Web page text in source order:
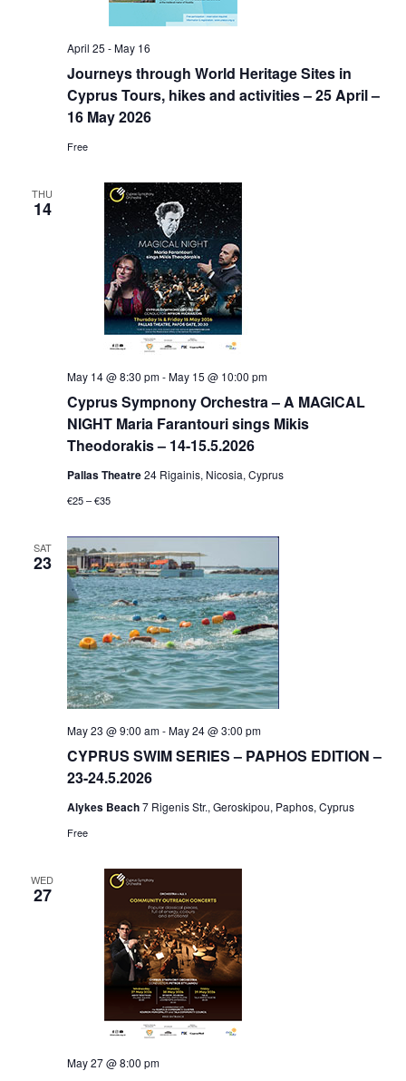
Journeys through World Heritage Sites in
Cyprus Tours, hikes and activities – 25 April –
16 May 2026
April 25 -May 16
Free
THU
14
Cyprus Sympnony Orchestra – A MAGICAL
NIGHT Maria Farantouri sings Mikis
Theodorakis – 14-15.5.2026
May 14 @ 8:30 pm-May 15 @ 10:00 pm
Pallas Theatre24 Rigainis, Nicosia, Cyprus
€25 – €35
SAT
23
CYPRUS SWIM SERIES – PAPHOS EDITION –
23-24.5.2026
May 23 @ 9:00 am-May 24 @ 3:00 pm
Alykes Beach7 Rigenis Str., Geroskipou, Paphos, Cyprus
Free
WED
27
May 27 @ 8:00 pm